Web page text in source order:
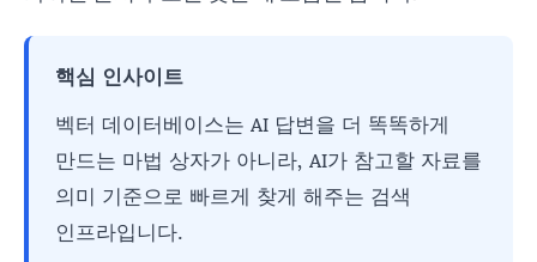
핵심 인사이트
벡터 데이터베이스는 AI 답변을 더 똑똑하게
만드는 마법 상자가 아니라, AI가 참고할 자료를
의미 기준으로 빠르게 찾게 해주는 검색
인프라입니다.